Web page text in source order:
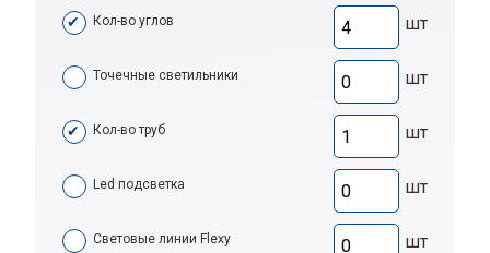
Кол-во углов шт
Точечные светильники шт
Кол-во труб шт
Led подсветка шт
Световые линии Flexy шт